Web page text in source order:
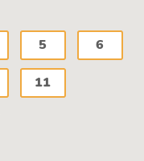
5 6
11